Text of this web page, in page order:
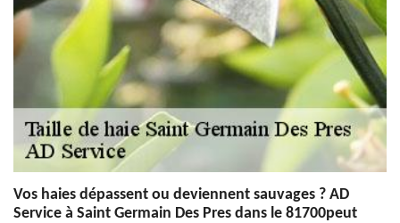
Vos haies dépassent ou deviennent sauvages ? AD
Service à Saint Germain Des Pres dans le 81700peut